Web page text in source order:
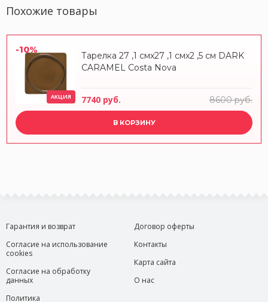
Похожие товары
-10%
АКЦИЯ
Тарелка 27 ,1 смx27 ,1 смx2 ,5 см DARK
CARAMEL Costa Nova
7740 руб. 8600 руб.
В КОРЗИНУ
Гарантия и возврат
Согласие на использование
cookies
Согласие на обработку
данных
Политика
Договор оферты
Контакты
Карта сайта
О нас